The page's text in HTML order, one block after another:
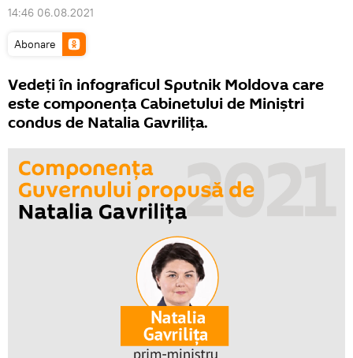
14:46 06.08.2021
Abonare
Vedeți în infograficul Sputnik Moldova care
este componența Cabinetului de Miniștri
condus de Natalia Gavrilița.